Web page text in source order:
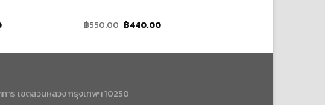
฿550.00 ฿440.00
าร เขตสวนหลวง กรุงเทพฯ 10250